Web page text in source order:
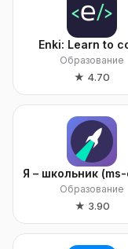
Enki: Learn to
Образование
★ 4.70
Я – школьник (ms-
Образование
★ 3.90